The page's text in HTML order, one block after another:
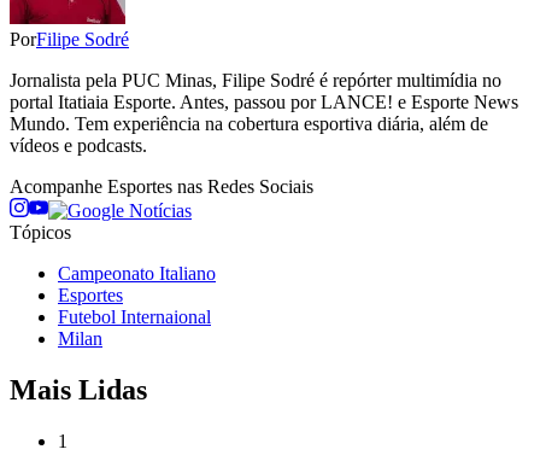
PorFilipe Sodré
Jornalista pela PUC Minas, Filipe Sodré é repórter multimídia no
portal Itatiaia Esporte. Antes, passou por LANCE! e Esporte News
Mundo. Tem experiência na cobertura esportiva diária, além de
vídeos e podcasts.
Acompanhe Esportes nas Redes Sociais
Tópicos
Campeonato Italiano
Esportes
Futebol Internaional
Milan
Mais Lidas
1